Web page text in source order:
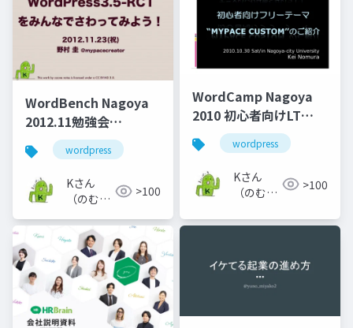
WordBench Nagoya
2012.11勉強会
WordPress3.5-RC1 を
みんなでさわってみよ
う！
wordpress
Kさん
（のむら
>100
WordCamp Nagoya
2010 初心者向けLT
2010年10月30日発表
wordpress
Kさん
（のむら
>100